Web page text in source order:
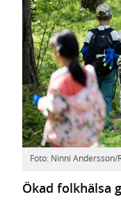
Foto: Ninni
Ökad folkhälsa